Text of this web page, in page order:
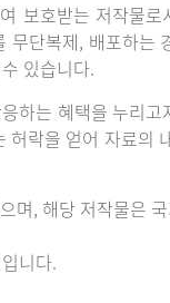
보호받는 저작물
단복제, 배포하는
있습니다.
하는 혜택을 누리
락을 얻어 자료의
며, 해당 저작물은
니다.